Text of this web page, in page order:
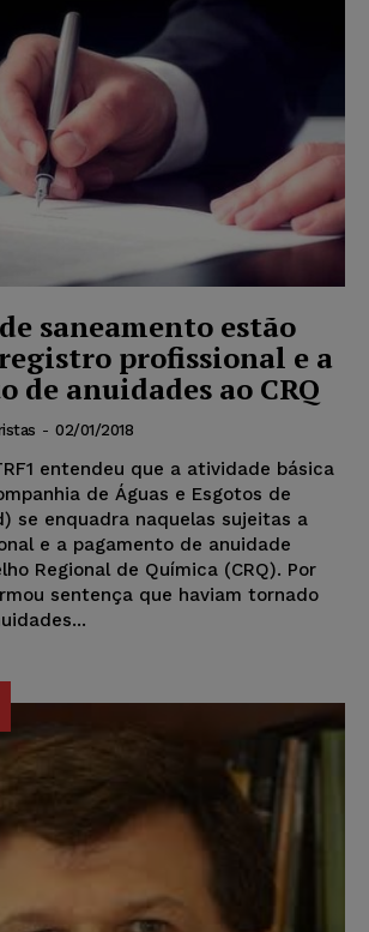
saneamento estão
profissional e a
de anuidades ao CRQ
- 02/01/2018
entendeu que a atividade básica
de Águas e Esgotos de
se enquadra naquelas sujeitas a
e a pagamento de anuidade
Regional de Química (CRQ). Por
sentença que haviam tornado